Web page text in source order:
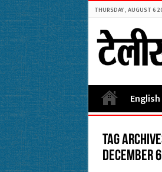
THURSDAY , AUGUST 6
Tag
December 6